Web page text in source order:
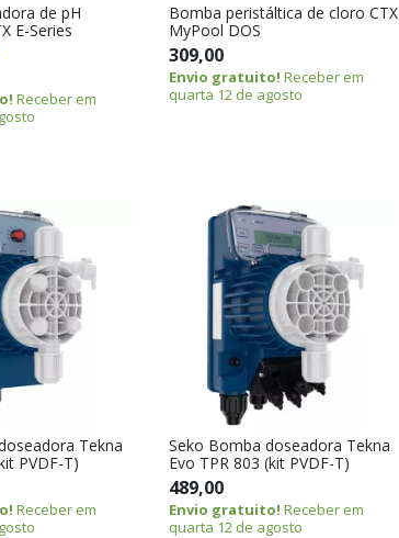
de pH
E-Series
Receber em
Bomba peristáltica de cloro CTX
MyPool DOS
309,00
Envio gratuito! Receber em
quarta 12 de agosto
Tekna
PVDF-T)
Receber em
Seko Bomba doseadora Tekna
Evo TPR 803 (kit PVDF-T)
489,00
Envio gratuito! Receber em
quarta 12 de agosto